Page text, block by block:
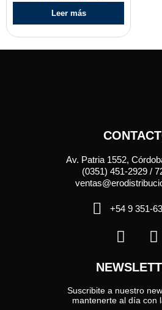
Leer más
Av. Patria 1552,
(0351) 451-2929 /
+54 9 351-
Suscribite a nuestro
mantenerte al día con